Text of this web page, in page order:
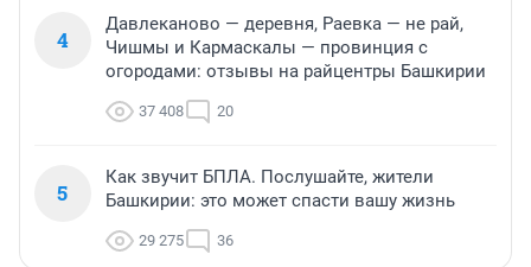
4
Давлеканово — деревня, Раевка — не рай,
Чишмы и Кармаскалы — провинция с
огородами: отзывы на райцентры Башкирии
37 408 20
5
Как звучит БПЛА. Послушайте, жители
Башкирии: это может спасти вашу жизнь
29 275 36